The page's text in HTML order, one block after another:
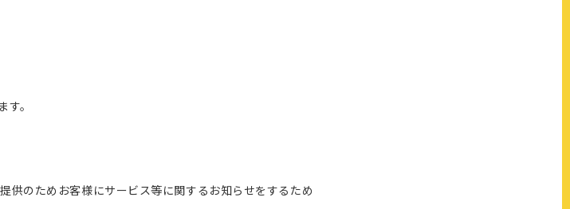
。
供のためお客様にサービス等に関するお知らせをするため